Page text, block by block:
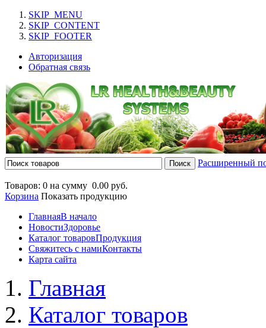
SKIP_MENU
SKIP_CONTENT
SKIP_FOOTER
Авторизация
Обратная связь
Расширенный
Товаров: 0 на сумму 0.00 руб.
Корзина Показать продукцию
ГлавнаяВ начало
НовостиЗдоровье
Каталог товаровПродукция
Свяжитесь с намиКонтакты
Карта сайта
Главная
Каталог товаров